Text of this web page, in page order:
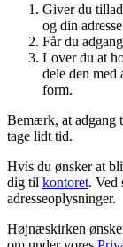
Giver du
og din
Får du
Lover du at
dele den med
form.
Bemærk, at adgang
tage lidt tid.
Hvis du ønsker at
dig til kontoret. Ved
adresseoplysninger.
Højnæskirken